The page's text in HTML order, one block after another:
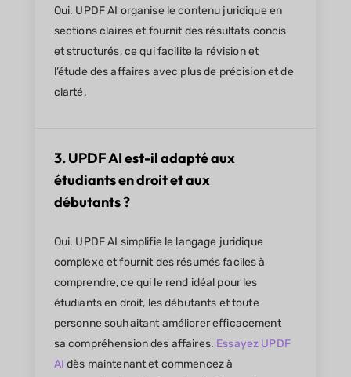
Oui. UPDF AI organise le contenu juridique en
sections claires et fournit des résultats concis
et structurés, ce qui facilite la révision et
l’étude des affaires avec plus de précision et de
clarté.
3. UPDF AI est-il adapté aux
étudiants en droit et aux
débutants ?
Oui. UPDF AI simplifie le langage juridique
complexe et fournit des résumés faciles à
comprendre, ce qui le rend idéal pour les
étudiants en droit, les débutants et toute
personne souhaitant améliorer efficacement
sa compréhension des affaires. Essayez UPDF
AI dès maintenant et commencez à